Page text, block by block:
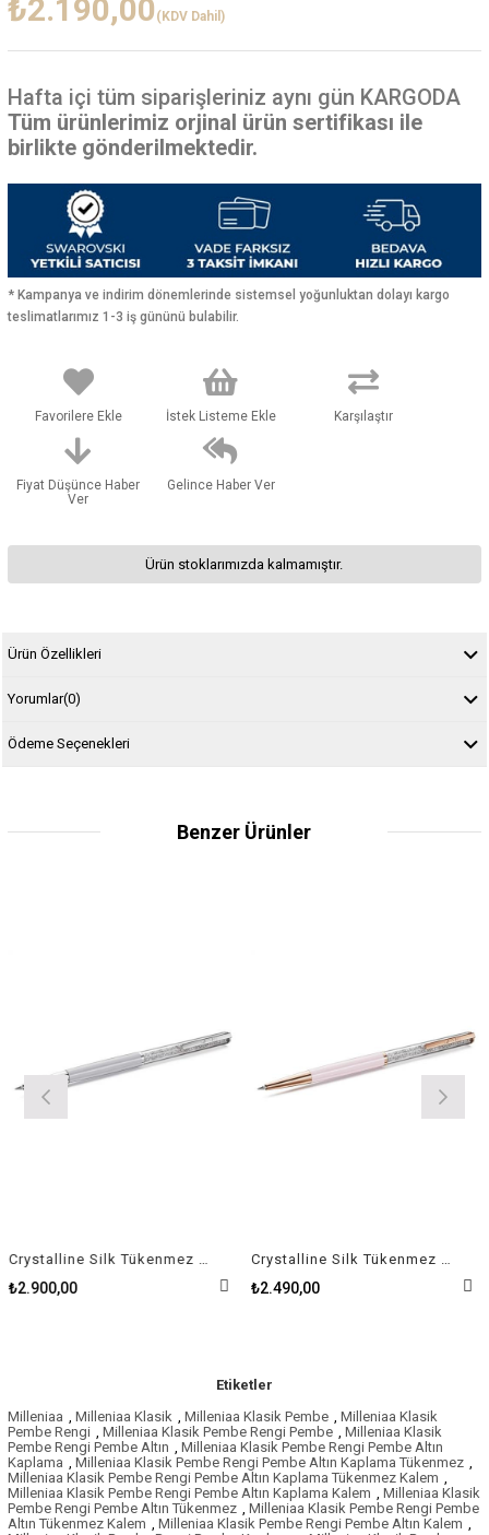
₺2.190,00 (KDV Dahil)
Hafta içi tüm siparişleriniz aynı gün KARGODA
Tüm ürünlerimiz orjinal ürün sertifikası ile
birlikte gönderilmektedir.
* Kampanya ve indirim dönemlerinde sistemsel yoğunluktan dolayı kargo
teslimatlarımız 1-3 iş gününü bulabilir.
Favorilere Ekle İstek Listeme Ekle Karşılaştır
Fiyat Düşünce Haber
Ver
Gelince Haber Ver
Ürün stoklarımızda kalmamıştır.
Ürün Özellikleri
Yorumlar(0)
Ödeme Seçenekleri
Benzer Ürünler
Crystalline Silk Tükenmez Kalem Beyaz, Beyaz lakeli, krom kaplama
₺2.900,00
Crystalline Silk Tükenmez Kalem Pembe, Pembe lakeli, pembe altın rengi kaplama
₺2.490,00
Etiketler
Milleniaa , Milleniaa Klasik , Milleniaa Klasik Pembe , Milleniaa Klasik
Pembe Rengi , Milleniaa Klasik Pembe Rengi Pembe , Milleniaa Klasik
Pembe Rengi Pembe Altın , Milleniaa Klasik Pembe Rengi Pembe Altın
Kaplama , Milleniaa Klasik Pembe Rengi Pembe Altın Kaplama Tükenmez ,
Milleniaa Klasik Pembe Rengi Pembe Altın Kaplama Tükenmez Kalem ,
Milleniaa Klasik Pembe Rengi Pembe Altın Kaplama Kalem , Milleniaa Klasik
Pembe Rengi Pembe Altın Tükenmez , Milleniaa Klasik Pembe Rengi Pembe
Altın Tükenmez Kalem , Milleniaa Klasik Pembe Rengi Pembe Altın Kalem ,